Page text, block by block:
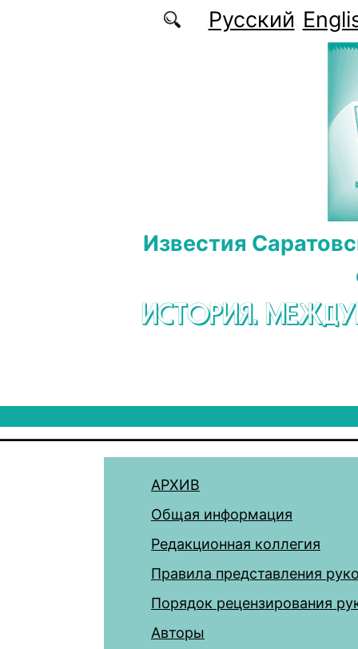
Перейти к основному содержаниюРусский
Известия
ИСТОРИЯ.
АРХИВ
Общая информация
Редакционная коллегия
Правила представления
Порядок рецензирования
Авторы